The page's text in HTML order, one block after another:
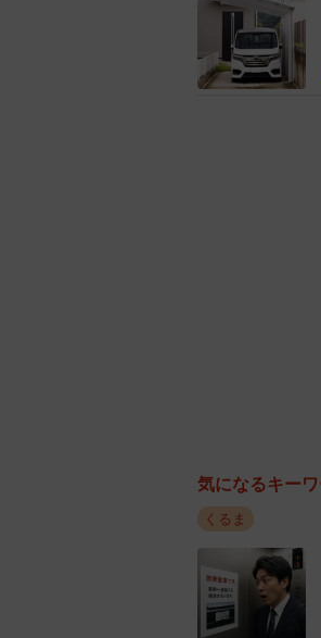
気になるキー
くるま